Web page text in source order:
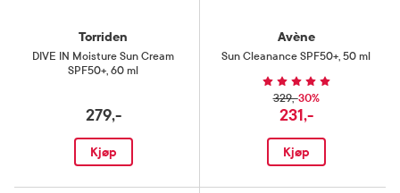
Torriden
DIVE IN Moisture Sun Cream
SPF50+, 60 ml
279,-
Kjøp
Avène
Sun Cleanance SPF50+, 50 ml
329,-30%
231,-
Kjøp